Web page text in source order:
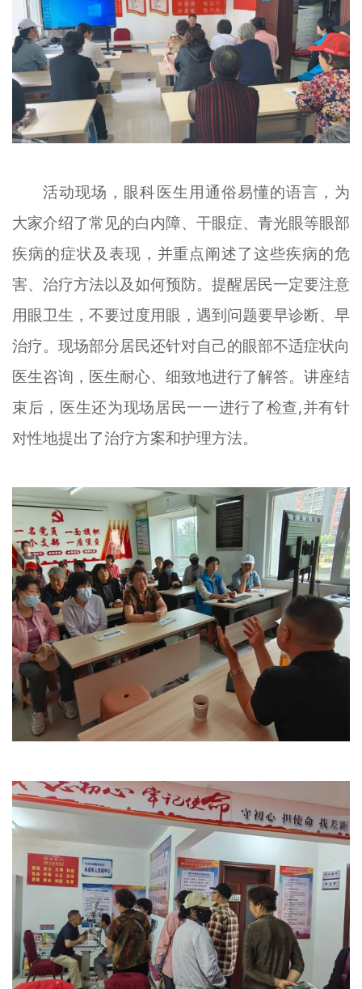
资料库
+
活动现场，眼科医生用通俗易懂的语言，为
大家介绍了常见的白内障、干眼症、青光眼等眼部
疾病的症状及表现，并重点阐述了这些疾病的危
害、治疗方法以及如何预防。提醒居民一定要注意
用眼卫生，不要过度用眼，遇到问题要早诊断、早
治疗。现场部分居民还针对自己的眼部不适症状向
医生咨询，医生耐心、细致地进行了解答。讲座结
束后，医生还为现场居民一一进行了检查,并有针
对性地提出了治疗方案和护理方法。